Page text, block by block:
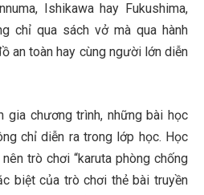
Ishikawa hay Fukushima,
chỉ qua sách vở mà qua hành
an toàn hay cùng người lớn diễn
gia chương trình, những bài học
chỉ diễn ra trong lớp học. Học
trò chơi “karuta phòng chống
biệt của trò chơi thẻ bài truyền